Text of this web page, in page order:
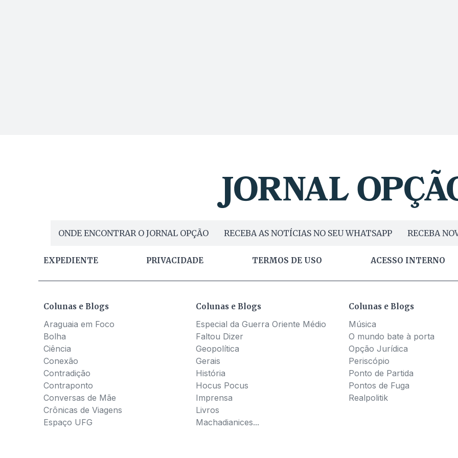
ONDE ENCONTRAR O JORNAL OPÇÃO RECEBA AS NOTÍCIAS NO SEU WHATSAPP RECEBA
EXPEDIENTE PRIVACIDADE TERMOS DE USO ACESSO INTERNO
Colunas e Blogs
Araguaia em Foco
Bolha
Ciência
Conexão
Contradição
Contraponto
Conversas de Mãe
Crônicas de Viagens
Espaço UFG
Colunas e Blogs
Especial da Guerra Oriente Médio
Faltou Dizer
Geopolítica
Gerais
História
Hocus Pocus
Imprensa
Livros
Machadianices...
Colunas e Blogs
Música
O mundo bate à porta
Opção Jurídica
Periscópio
Ponto de Partida
Pontos de Fuga
Realpolitik